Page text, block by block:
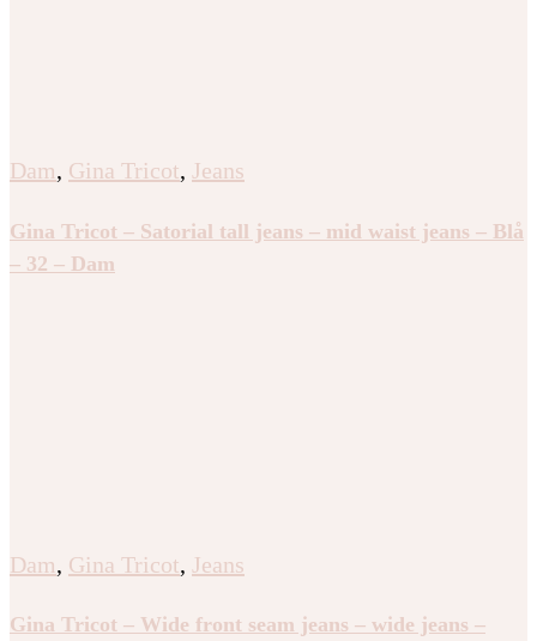
Dam, Gina Tricot, Jeans
Gina Tricot – Satorial tall jeans – mid waist jeans – Blå
– 32 – Dam
Dam, Gina Tricot, Jeans
Gina Tricot – Wide front seam jeans – wide jeans –